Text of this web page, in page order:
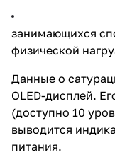
занимающихся
физической
Данные о
OLED-дисплей.
(доступно 10
выводится
питания.